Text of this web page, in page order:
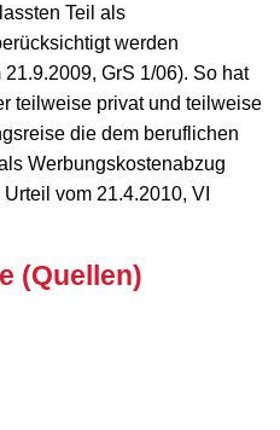
Teil als
werden
GrS 1/06). So hat
teilweise privat und teilweise
die dem beruflichen
Werbungskostenabzug
vom 21.4.2010, VI
(Quellen)